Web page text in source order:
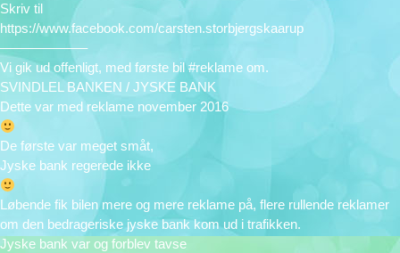
Skriv til
https://www.facebook.com/carsten.storbjergskaarup
——————–
Vi gik ud offenligt, med første bil #reklame om.
SVINDLEL BANKEN / JYSKE BANK
Dette var med reklame november 2016
De første var meget småt,
Jyske bank regerede ikke
Løbende fik bilen mere og mere reklame på, flere rullende reklamer
om den bedrageriske jyske bank kom ud i trafikken.
Jyske bank var og forblev tavse